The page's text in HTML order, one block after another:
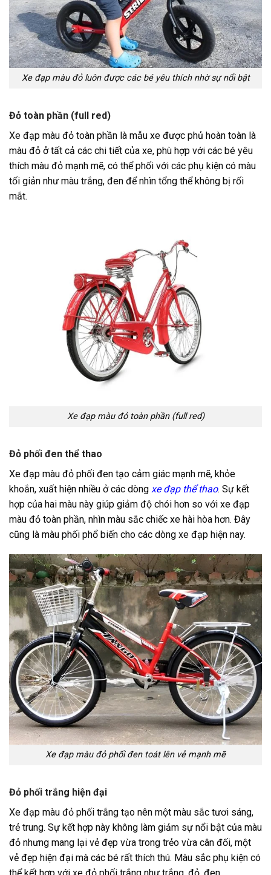
Xe đạp màu đỏ luôn được các bé yêu thích nhờ sự nổi bật
Đỏ toàn phần (full red)
Xe đạp màu đỏ toàn phần là mẫu xe được phủ hoàn toàn là
màu đỏ ở tất cả các chi tiết của xe, phù hợp với các bé yêu
thích màu đỏ mạnh mẽ, có thể phối với các phụ kiện có màu
tối giản như màu trắng, đen để nhìn tổng thể không bị rối
mắt.
Xe đạp màu đỏ toàn phần (full red)
Đỏ phối đen thể thao
Xe đạp màu đỏ phối đen tạo cảm giác mạnh mẽ, khỏe
khoắn, xuất hiện nhiều ở các dòng xe đạp thể thao. Sự kết
hợp của hai màu này giúp giảm độ chói hơn so với xe đạp
màu đỏ toàn phần, nhìn màu sắc chiếc xe hài hòa hơn. Đây
cũng là màu phối phổ biến cho các dòng xe đạp hiện nay.
Xe đạp màu đỏ phối đen toát lên vẻ mạnh mẽ
Đỏ phối trắng hiện đại
Xe đạp màu đỏ phối trắng tạo nên một màu sắc tươi sáng,
trẻ trung. Sự kết hợp này không làm giảm sự nổi bật của màu
đỏ nhưng mang lại vẻ đẹp vừa trong trẻo vừa cân đối, một
vẻ đẹp hiện đại mà các bé rất thích thú. Màu sắc phụ kiện có